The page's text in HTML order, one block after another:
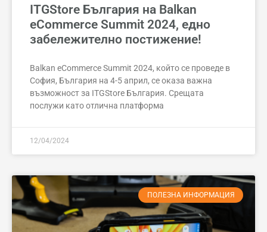
ITGStore България на Balkan
eCommerce Summit 2024, едно
забележително постижение!
Balkan eCommerce Summit 2024, който се проведе в
София, България на 4-5 април, се оказа важна
възможност за ITGStore България. Срещата
послужи като отлична платформа
12/04/2024
ПОЛЕЗНА ИНФОРМАЦИЯ